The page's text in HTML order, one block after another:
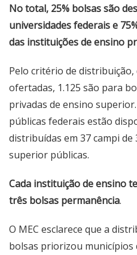
No total, 25% bolsas são
universidades federais e
das instituições de ensino
Pelo critério de
ofertadas, 1.125 são para
privadas de ensino
públicas federais estão
distribuídas em 37 campi
superior públicas.
Cada instituição de ensino
três bolsas permanência.
O MEC esclarece que a
bolsas priorizou municípios